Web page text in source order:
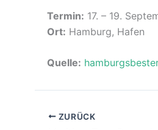
Termin: 17. – 19.
Ort: Hamburg, Hafen
Quelle:
ZURÜCK